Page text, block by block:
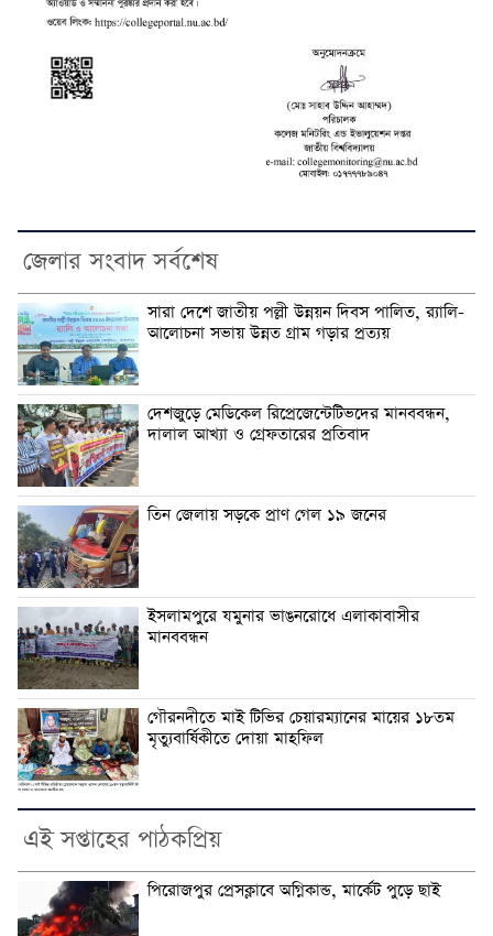
জেলার সংবাদ সর্বশেষ
সারা দেশে জাতীয় পল্লী উন্নয়ন দিবস পালিত, র‍্যালি-
আলোচনা সভায় উন্নত গ্রাম গড়ার প্রত্যয়
দেশজুড়ে মেডিকেল রিপ্রেজেন্টেটিভদের মানববন্ধন,
দালাল আখ্যা ও গ্রেফতারের প্রতিবাদ
তিন জেলায় সড়কে প্রাণ গেল ১৯ জনের
ইসলামপুরে যমুনার ভাঙনরোধে এলাকাবাসীর
মানববন্ধন
গৌরনদীতে মাই টিভির চেয়ারম্যানের মায়ের ১৮তম
মৃত্যুবার্ষিকীতে দোয়া মাহফিল
এই সপ্তাহের পাঠকপ্রিয়
পিরোজপুর প্রেসক্লাবে অগ্নিকান্ড, মার্কেট পুড়ে ছাই